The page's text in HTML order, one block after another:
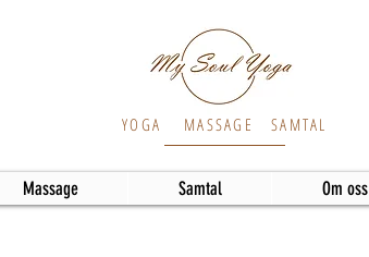
YOGA MASSAGE SAMTAL
Massage Samtal Om oss